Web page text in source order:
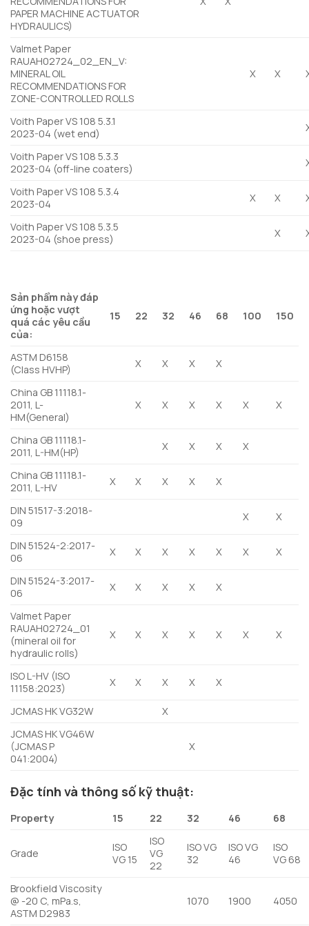
PAPER MACHINE ACTUATOR
HYDRAULICS)
Valmet Paper
RAUAH02724_02_EN_V:
MINERAL OIL
RECOMMENDATIONS FOR
ZONE-CONTROLLED ROLLS
X X
Voith Paper VS 108 5.3.1
2023-04 (wet end)
Voith Paper VS 108 5.3.3
2023-04 (off-line coaters)
Voith Paper VS 108 5.3.4
2023-04
X X
Voith Paper VS 108 5.3.5
2023-04 (shoe press)
X
Sản phẩm này đáp
ứng hoặc vượt
quá các yêu cầu
của:
15 22 32 46 68 100 150
ASTM D6158
(Class HVHP)
X X X X
China GB 11118.1-
2011, L-
HM(General)
X X X X X X
China GB 11118.1-
2011, L-HM(HP)
X X X X
China GB 11118.1-
2011, L-HV
X X X X X
DIN 51517-3:2018-
09
X X
DIN 51524-2:2017-
06
X X X X X X X
DIN 51524-3:2017-
06
X X X X X
Valmet Paper
RAUAH02724_01
(mineral oil for
hydraulic rolls)
X X X X X X X
ISO L-HV (ISO
11158:2023)
X X X X X
JCMAS HK VG32W
X
JCMAS HK VG46W
(JCMAS P
041:2004)
X
Đặc tính và thông số kỹ thuật:
Property 15 22 32 46 68
Grade
ISO
VG 15
ISO
VG
22
ISO VG
32
ISO VG
46
ISO
VG 68
Brookfield Viscosity
@ -20 C, mPa.s,
ASTM D2983
1070 1900 4050